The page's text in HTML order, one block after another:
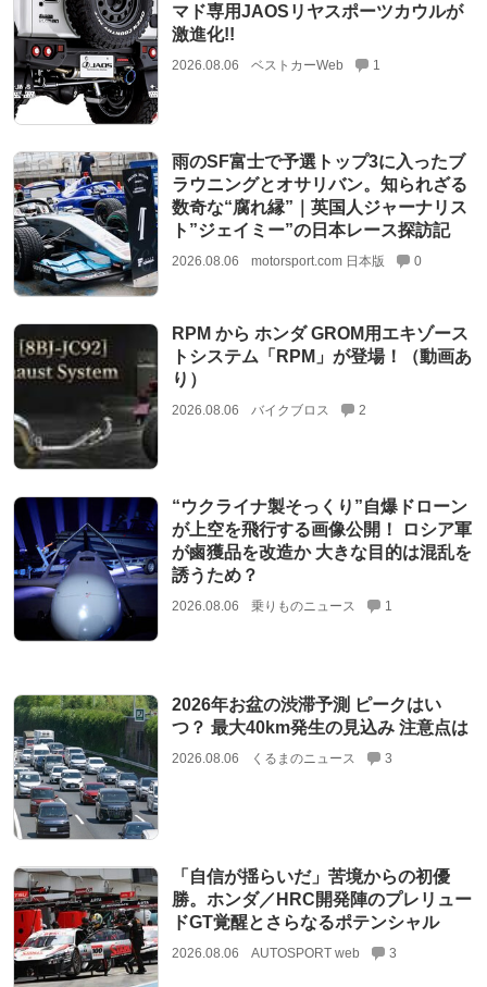
マド専用JAOSリヤスポーツカウルが
激進化!!
2026.08.06 ベストカーWeb 1
雨のSF富士で予選トップ3に入ったブ
ラウニングとオサリバン。知られざる
数奇な“腐れ縁”｜英国人ジャーナリス
ト”ジェイミー”の日本レース探訪記
2026.08.06 motorsport.com 日本版 0
RPM から ホンダ GROM用エキゾース
トシステム「RPM」が登場！（動画あ
り）
2026.08.06 バイクブロス 2
“ウクライナ製そっくり”自爆ドローン
が上空を飛行する画像公開！ ロシア軍
が鹵獲品を改造か 大きな目的は混乱を
誘うため？
2026.08.06 乗りものニュース 1
2026年お盆の渋滞予測 ピークはい
つ？ 最大40km発生の見込み 注意点は
2026.08.06 くるまのニュース 3
「自信が揺らいだ」苦境からの初優
勝。ホンダ／HRC開発陣のプレリュー
ドGT覚醒とさらなるポテンシャル
2026.08.06 AUTOSPORT web 3